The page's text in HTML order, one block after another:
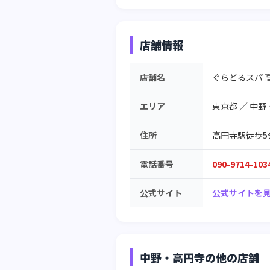
店舗情報
店舗名 ぐらどるスパ
エリア 東京都 ／ 中野
住所 高円寺駅徒歩5
電話番号 090-9714-
公式サイト 公式サイトを
中野・高円寺の他の店舗